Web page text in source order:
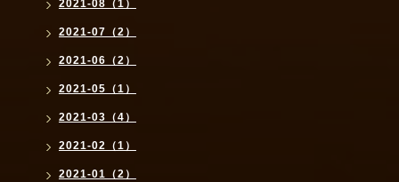
2021-08（1）
2021-07（2）
2021-06（2）
2021-05（1）
2021-03（4）
2021-02（1）
2021-01（2）